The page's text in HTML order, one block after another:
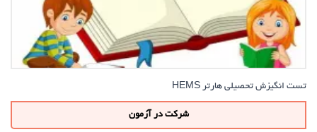
تست انگیزش تحصیلی هارتر HEMS
شرکت در آزمون